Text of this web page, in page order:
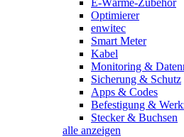
Optimierer
enwitec
Smart Meter
Kabel
Monitoring &
Sicherung & Schutz
Apps & Codes
Befestigung &
Stecker & Buchsen
alle anzeigen